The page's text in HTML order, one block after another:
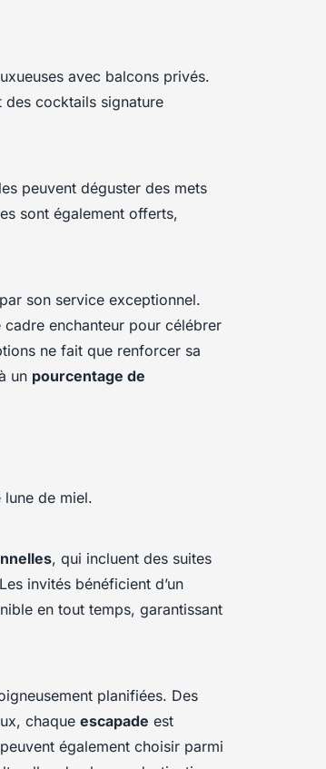
avec balcons privés.
des cocktails signature
peuvent déguster des mets
sont également offerts,
son service exceptionnel.
enchanteur pour célébrer
ne fait que renforcer sa
un pourcentage de
de miel.
, qui incluent des suites
invités bénéficient d’un
en tout temps, garantissant
planifiées. Des
chaque escapade est
également choisir parmi